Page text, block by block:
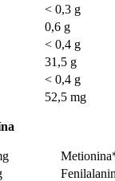
˂ 0,3 g
0,6 g
˂ 0,4 g
31,5 g
˂ 0,4 g
52,5 mg